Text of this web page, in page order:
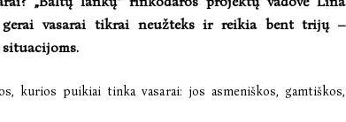
vasarai tikrai neužteks ir reikia bent trijų –
kurios puikiai tinka vasarai: jos asmeniškos, gamtiškos,